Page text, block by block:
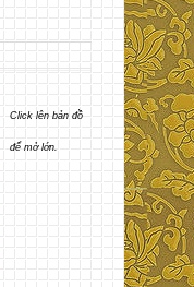
Click lên bản đồ
để mở lớn.